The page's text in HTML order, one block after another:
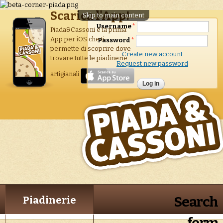
Skip to main content
Scarica l'App!
Piada&Cassoni è la prima
App per iOS che ti
permette di scoprire dove
trovare tutte le piadinerie
artigianali.
Username*
Password *
Create new account
Request new password
Piadinerie
Search